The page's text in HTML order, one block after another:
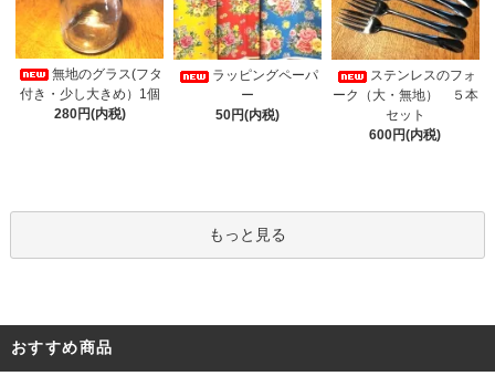
無地のグラス(フタ
付き・少し大きめ）1個
280円(内税)
ラッピングペーパ
ー
50円(内税)
ステンレスのフォ
ーク（大・無地） ５本
セット
600円(内税)
もっと見る
おすすめ商品